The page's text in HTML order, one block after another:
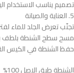
تصميم يناسب الاستخدام
5. العناية والصيانة
تجنّب تعرض الجلد للماء
مسح سطح الشنطة بلطف
حفظ الشنطة في الكيس
الشنطة طبق الاصل 100%